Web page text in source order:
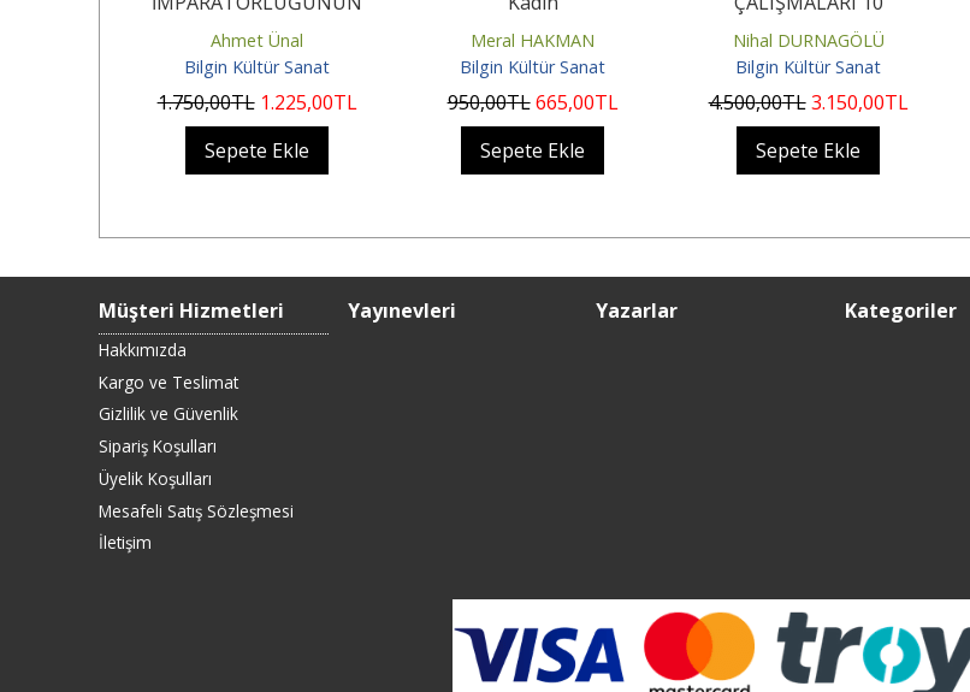
YIKILIŞINDAN BÜYÜK
İSKENDER’İN ÖLÜMÜNE
KADAR...
Ahmet Ünal
Bilgin Kültür Sanat
1.750,00TL 1.225,00TL
Sepete Ekle
Meral HAKMAN
Bilgin Kültür Sanat
950,00TL 665,00TL
Sepete Ekle
Nihal DURNAGÖLÜ
Bilgin Kültür Sanat
4.500,00TL 3.150,00TL
Sepete Ekle
Müşteri Hizmetleri
Hakkımızda
Kargo ve Teslimat
Gizlilik ve Güvenlik
Sipariş Koşulları
Üyelik Koşulları
Mesafeli Satış Sözleşmesi
İletişim
Yayınevleri Yazarlar Kategoriler